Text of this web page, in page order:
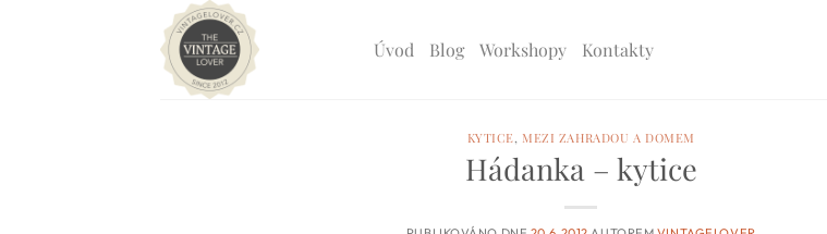
Úvod Blog Workshopy Kontakty
KYTICE, MEZI ZAHRADOU A DOMEM
Hádanka – kytice